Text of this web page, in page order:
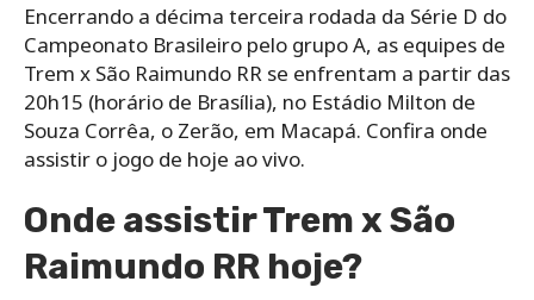
Encerrando a décima terceira rodada da Série D do
Campeonato Brasileiro pelo grupo A, as equipes de
Trem x São Raimundo RR se enfrentam a partir das
20h15 (horário de Brasília), no Estádio Milton de
Souza Corrêa, o Zerão, em Macapá. Confira onde
assistir o jogo de hoje ao vivo.
Onde assistir Trem x São
Raimundo RR hoje?